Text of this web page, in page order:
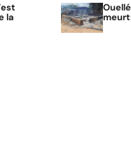
la